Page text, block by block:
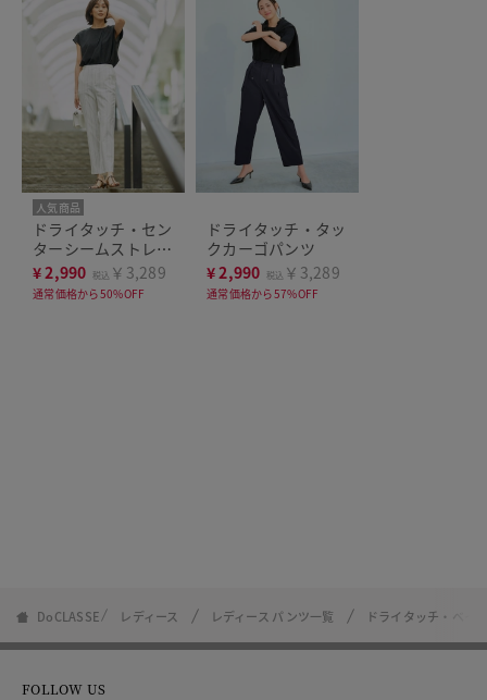
人気商品
ドライタッチ・セン
ターシームストレー
ト63cm
¥2,990 税込 ￥3,289
通常価格から50%OFF
ドライタッチ・タッ
クカーゴパンツ
¥2,990 税込 ￥3,289
通常価格から57%OFF
DoCLASSE レディース レディース パンツ一覧 ドライタッチ・ベイ
FOLLOW US